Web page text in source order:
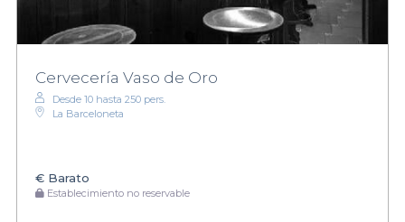
Cervecería Vaso de Oro
Desde 10 hasta 250 pers.
La Barceloneta
€ Barato
Establecimiento no reservable